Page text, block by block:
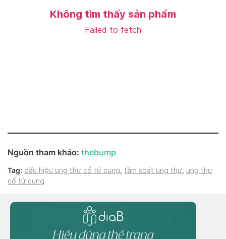
Nguồn tham khảo: thebump
Tag: dấu hiệu ung thư cổ tử cung, tầm soát ung thư, ung thư
cổ tử cung